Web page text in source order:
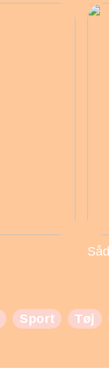
Sport Tøj